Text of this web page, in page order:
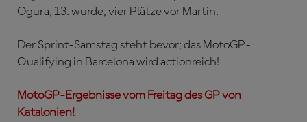
Ogura, 13. wurde, vier Plätze vor Martin.
Der Sprint-Samstag steht bevor; das MotoGP-
Qualifying in Barcelona wird actionreich!
MotoGP-Ergebnisse vom Freitag des GP von
Katalonien!